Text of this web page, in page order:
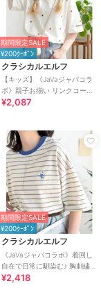
期間限定SALE
¥200ｸｰﾎﾟﾝ
クラシカルエルフ
【キッズ】《JaVaジャバコラ
ボ》親子お揃い リンクコーデ
できちゃう！ミニハート刺繍T
¥2,087
期間限定SALE
¥200ｸｰﾎﾟﾝ
クラシカルエルフ
《JaVaジャバコラボ》着回し
自在で日常に馴染む♪ 胸刺繍マ
ルチボーダーアソートTシャツ
¥2,418